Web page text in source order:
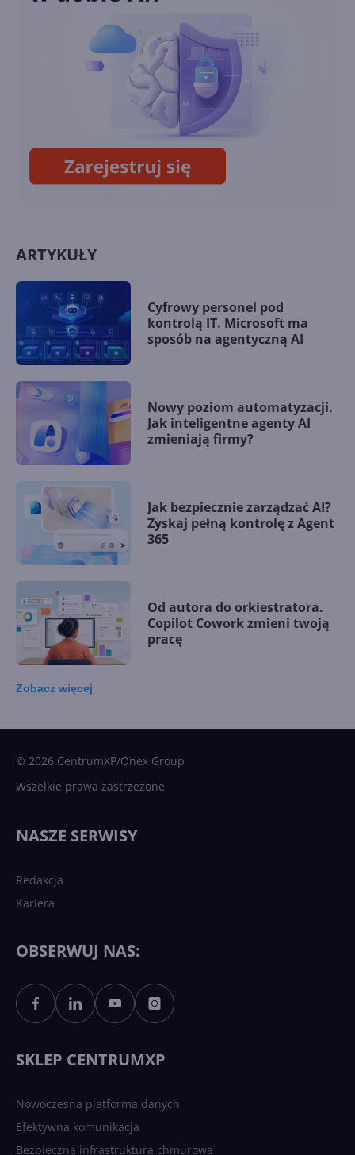
macOS
Facebook wraca na Windows
10 po ponad rocznej przerwie
ARTYKUŁY
Cyfrowy personel pod
kontrolą IT. Microsoft ma
sposób na agentyczną AI
Nowy poziom automatyzacji.
Jak inteligentne agenty AI
zmieniają firmy?
Jak bezpiecznie zarządzać AI?
Zyskaj pełną kontrolę z Agent
365
Od autora do orkiestratora.
Copilot Cowork zmieni twoją
pracę
Sztuczna inteligencja po
polsku. Dość barier
Zobacz więcej
© 2026 CentrumXP/Onex Group
Wszelkie prawa zastrzeżone
NASZE SERWISY
Redakcja
Kariera
OBSERWUJ NAS:
SKLEP CENTRUMXP
Nowoczesna platforma danych
Efektywna komunikacja
Bezpieczna infrastruktura chmurowa